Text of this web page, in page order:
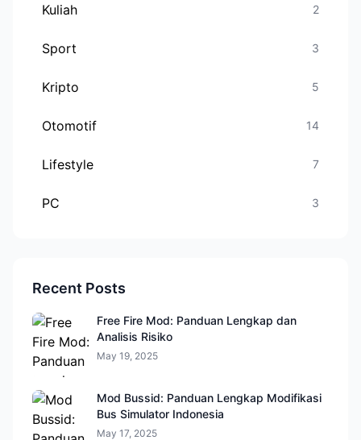
Kuliah 2
Sport 3
Kripto 5
Otomotif 14
Lifestyle 7
PC 3
Recent Posts
Free Fire Mod: Panduan Lengkap dan
Analisis Risiko
May 19, 2025
Mod Bussid: Panduan Lengkap Modifikasi
Bus Simulator Indonesia
May 17, 2025